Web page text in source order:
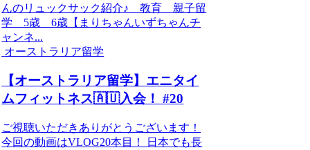
んのリュックサック紹介♪ 教育 親子留
学 5歳 6歳【まりちゃんいずちゃんチ
ャンネ...
オーストラリア留学
【オーストラリア留学】エニタイ
ムフィットネス🇦🇺入会！ #20
ご視聴いただきありがとうございます！
今回の動画はVLOG20本目！ 日本でも長